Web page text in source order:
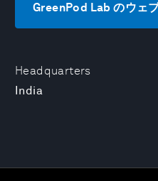
Headquarters
India
GreenPod Lab のウェ